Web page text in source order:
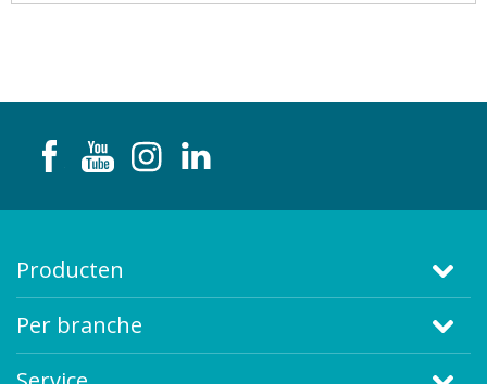
Producten
Per branche